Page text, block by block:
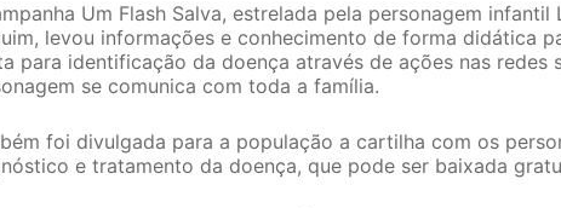
Um Flash Salva, estrelada pela personagem infantil
levou informações e conhecimento de forma didática
para identificação da doença através de ações nas redes
se comunica com toda a família.
foi divulgada para a população a cartilha com os
e tratamento da doença, que pode ser baixada